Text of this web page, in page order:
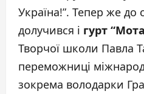
Україна!”. Тепер же до
долучився і гурт
Творчої школи Павла
переможниці
зокрема володарки